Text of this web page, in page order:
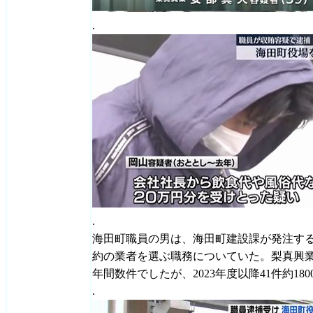
.
.
海田町職員の男は、海田町建設課が発注す
約の業者を選ぶ職務についていた。梨真興
年間数件でしたが、2023年度以降41件約
.